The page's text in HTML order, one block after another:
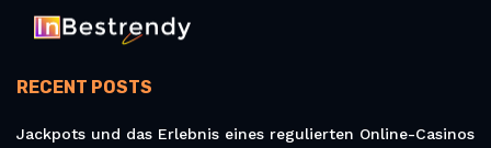
RECENT POSTS
Jackpots und das Erlebnis eines regulierten Online-Casinos